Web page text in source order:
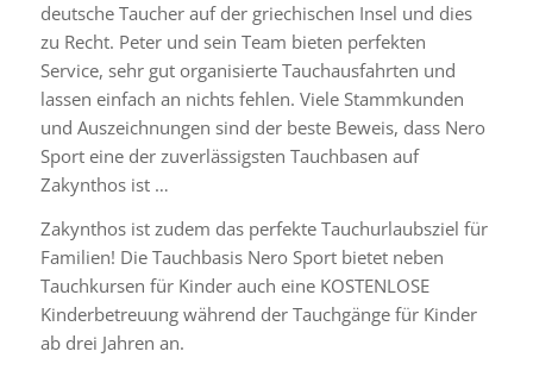
deutsche Taucher auf der griechischen Insel und dies
zu Recht. Peter und sein Team bieten perfekten
Service, sehr gut organisierte Tauchausfahrten und
lassen einfach an nichts fehlen. Viele Stammkunden
und Auszeichnungen sind der beste Beweis, dass Nero
Sport eine der zuverlässigsten Tauchbasen auf
Zakynthos ist …
Zakynthos ist zudem das perfekte Tauchurlaubsziel für
Familien! Die Tauchbasis Nero Sport bietet neben
Tauchkursen für Kinder auch eine KOSTENLOSE
Kinderbetreuung während der Tauchgänge für Kinder
ab drei Jahren an.